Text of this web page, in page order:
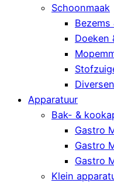
Schoonmaak
Doeken
Diversen
Apparatuur
Bak- &
Gastro
Gastro
Gastro
Klein